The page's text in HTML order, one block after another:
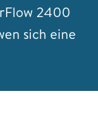
2400
sich eine